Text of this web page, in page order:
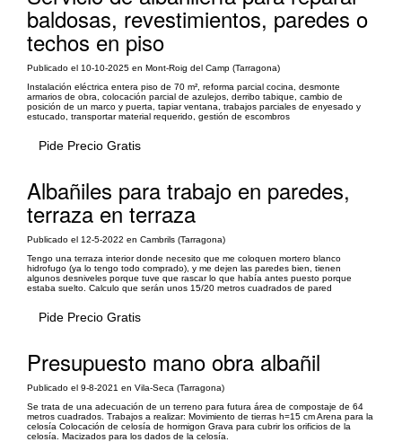
baldosas, revestimientos, paredes o
techos en piso
Publicado el 10-10-2025 en Mont-Roig del Camp (Tarragona)
Instalación eléctrica entera piso de 70 m², reforma parcial cocina, desmonte
armarios de obra, colocación parcial de azulejos, derribo tabique, cambio de
posición de un marco y puerta, tapiar ventana, trabajos parciales de enyesado y
estucado, transportar material requerido, gestión de escombros
Pide Precio Gratis
Albañiles para trabajo en paredes,
terraza en terraza
Publicado el 12-5-2022 en Cambrils (Tarragona)
Tengo una terraza interior donde necesito que me coloquen mortero blanco
hidrofugo (ya lo tengo todo comprado), y me dejen las paredes bien, tienen
algunos desniveles porque tuve que rascar lo que había antes puesto porque
estaba suelto. Calculo que serán unos 15/20 metros cuadrados de pared
Pide Precio Gratis
Presupuesto mano obra albañil
Publicado el 9-8-2021 en Vila-Seca (Tarragona)
Se trata de una adecuación de un terreno para futura área de compostaje de 64
metros cuadrados. Trabajos a realizar: Movimiento de tierras h=15 cm Arena para la
celosía Colocación de celosía de hormigon Grava para cubrir los orificios de la
celosía. Macizados para los dados de la celosía.